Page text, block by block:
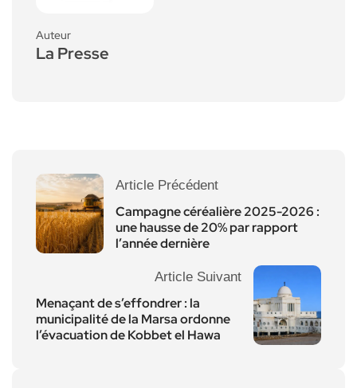
Auteur
La Presse
Article Précédent
Campagne céréalière 2025-2026 :
une hausse de 20% par rapport
l’année dernière
Article Suivant
Menaçant de s’effondrer : la
municipalité de la Marsa ordonne
l’évacuation de Kobbet el Hawa